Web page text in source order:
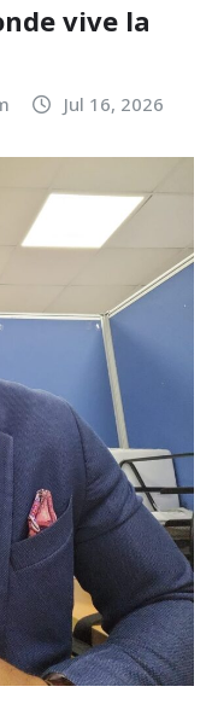
vive la
Jul 16, 2026